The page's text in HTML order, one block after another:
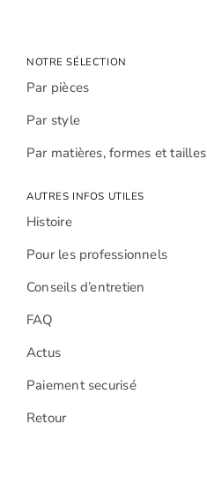
NOTRE SÉLECTION
Par pièces
Par style
Par matières, formes et tailles
AUTRES INFOS UTILES
Histoire
Pour les professionnels
Conseils d’entretien
FAQ
Actus
Paiement securisé
Retour